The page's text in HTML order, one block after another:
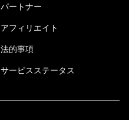
パートナー
アフィリエイト
法的事項
サービスステータス